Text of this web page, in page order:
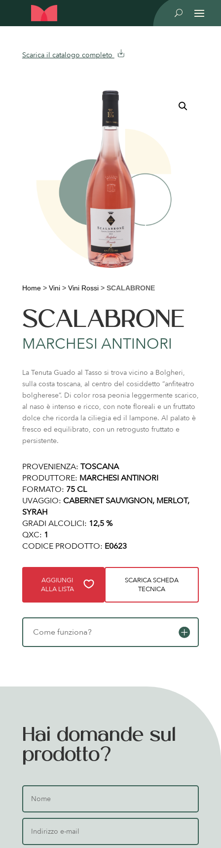
U
Scarica il catalogo completo
Home> Vini> Vini Rossi> SCALABRONE
SCALABRONE
MARCHESI ANTINORI
La Tenuta Guado al Tasso si trova vicino a Bolgheri,
sulla costa toscana, al centro del cosiddetto “anfiteatro
bolgherese”. Di color rosa peonia leggermente scarico,
al naso è intenso e ricco, con note floreali e un fruttato
dolce che ricorda la ciliegia ed il lampone. Al palato è
fresco ed equilibrato, con un retrogusto fruttato e
persistente.
PROVENIENZA: TOSCANA
PRODUTTORE: MARCHESI ANTINORI
FORMATO: 75 CL
UVAGGIO: CABERNET SAUVIGNON, MERLOT,
SYRAH
GRADI ALCOLICI: 12,5 %
QXC: 1
CODICE PRODOTTO: E0623
AGGIUNGI
ALLA LISTA
SCARICA SCHEDA
TECNICA
Come funziona?
Hai domande sul
prodotto?